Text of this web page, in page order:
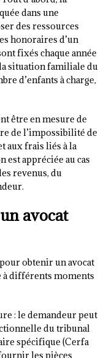
dans une
des ressources
honoraires d’un
fixés chaque année
situation familiale du
d’enfants à charge,
être en mesure de
de l’impossibilité de
aux frais liés à la
appréciée au cas
revenus, du
avocat
obtenir un avocat
différents moments
: le demandeur peut
du tribunal
spécifique (Cerfa
les pièces